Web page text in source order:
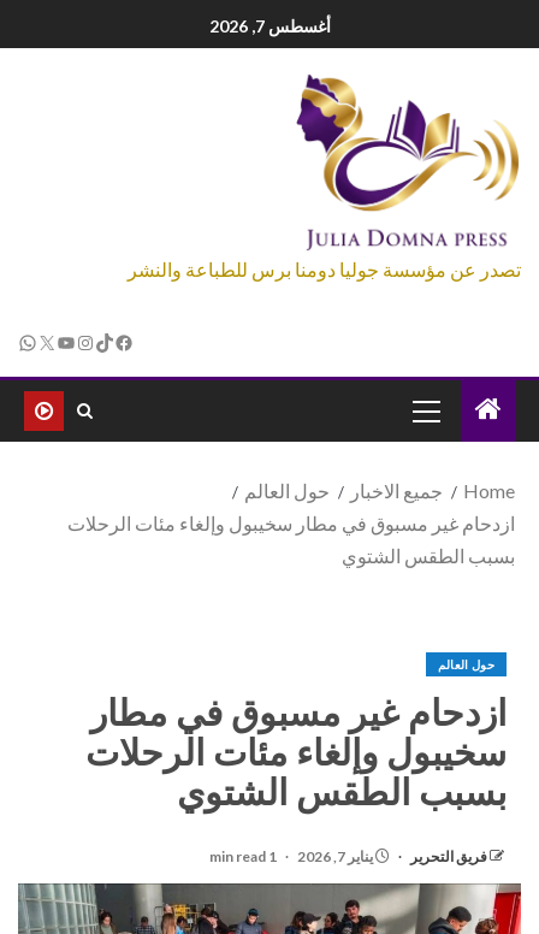
أغسطس 7, 2026
تصدر عن مؤسسة جوليا دومنا برس للطباعة والنشر
Home جميع الاخبار
حول العالم
ازدحام غير مسبوق في مطار سخيبول وإلغاء مئات الرحلات
بسبب الطقس الشتوي
حول العالم
ازدحام غير مسبوق في مطار
سخيبول وإلغاء مئات الرحلات
بسبب الطقس الشتوي
فريق التحرير يناير 7, 2026 1 min read